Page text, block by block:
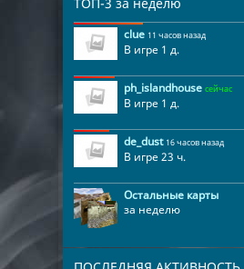
ТОП-3 за неделю
clue 11 часов назад
В игре 1 д.
ph_islandhouse сейчас
В игре 1 д.
de_dust 16 часов назад
В игре 23 ч.
Остальные карты
за неделю